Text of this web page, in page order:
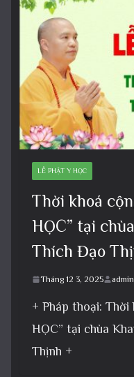
LỄ PHẬT Y HỌC
Thời khoá
HỌC” tại
Thích Đạo
Tháng 12 3, 2025 admin
+ Pháp thoại: Thời
HỌC” tại chùa
Thịnh +